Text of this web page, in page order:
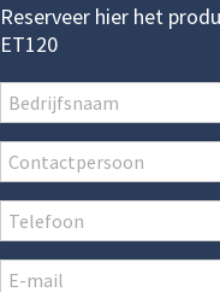
Reserveer hier het
ET120